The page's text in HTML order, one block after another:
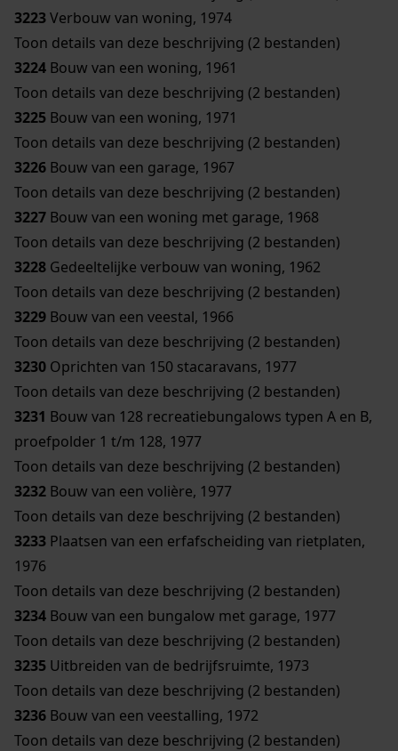
3223Verbouw van woning, 1974
Toon details van deze beschrijving (2 bestanden)
3224 Bouw van een woning, 1961
Toon details van deze beschrijving (2 bestanden)
3225 Bouw van een woning, 1971
Toon details van deze beschrijving (2 bestanden)
3226 Bouw van een garage, 1967
Toon details van deze beschrijving (2 bestanden)
3227 Bouw van een woning met garage, 1968
Toon details van deze beschrijving (2 bestanden)
3228 Gedeeltelijke verbouw van woning, 1962
Toon details van deze beschrijving (2 bestanden)
3229 Bouw van een veestal, 1966
Toon details van deze beschrijving (2 bestanden)
3230 Oprichten van 150 stacaravans, 1977
Toon details van deze beschrijving (2 bestanden)
3231 Bouw van 128 recreatiebungalows typen A en B,
proefpolder 1 t/m 128, 1977
Toon details van deze beschrijving (2 bestanden)
3232 Bouw van een volière, 1977
Toon details van deze beschrijving (2 bestanden)
3233 Plaatsen van een erfafscheiding van rietplaten,
1976
Toon details van deze beschrijving (2 bestanden)
3234 Bouw van een bungalow met garage, 1977
Toon details van deze beschrijving (2 bestanden)
3235 Uitbreiden van de bedrijfsruimte, 1973
Toon details van deze beschrijving (2 bestanden)
3236 Bouw van een veestalling, 1972
Toon details van deze beschrijving (2 bestanden)